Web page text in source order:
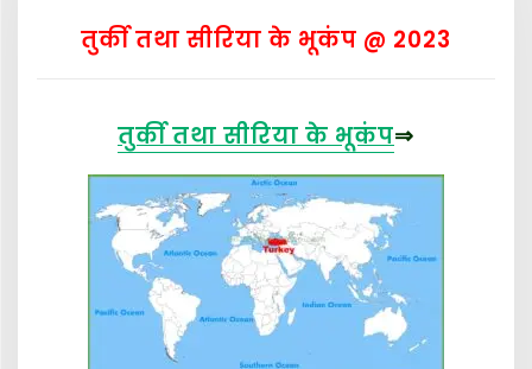
तुर्की तथा सीरिया के भूकंप @ 2023
तुर्की तथा सीरिया के भूकंप⇒